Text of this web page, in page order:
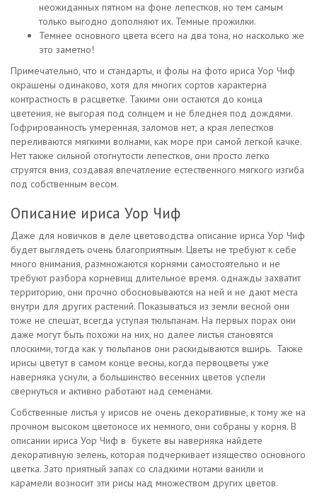
неожиданных пятном на фоне лепестков, но тем самым
только выгодно дополняют их. Темные прожилки.
Темнее основного цвета всего на два тона, но насколько же
это заметно!
Примечательно, что и стандарты, и фолы на фото ириса Уор Чиф
окрашены одинаково, хотя для многих сортов характерна
контрастность в расцветке. Такими они остаются до конца
цветения, не выгорая под солнцем и не бледнея под дождями.
Гофрированность умеренная, заломов нет, а края лепестков
переливаются мягкими волнами, как море при самой легкой качке.
Нет также сильной отогнутости лепестков, они просто легко
струятся вниз, создавая впечатление естественного мягкого изгиба
под собственным весом.
Описание ириса Уор Чиф
Даже для новичков в деле цветоводства описание ириса Уор Чиф
будет выглядеть очень благоприятным. Цветы не требуют к себе
много внимания, размножаются корнями самостоятельно и не
требуют разбора корневищ длительное время. однажды захватит
территорию, они прочно обосновываются на ней и не дают места
внутри для других растений. Показываться из земли весной они
тоже не спешат, всегда уступая тюльпанам. На первых порах они
даже могут быть похожи на них, но далее листья становятся
плоскими, тогда как у тюльпанов они раскидываются вширь. Также
ирисы цветут в самом конце весны, когда первоцветы уже
наверняка уснули, а большинство весенних цветов успели
свернуться и активно работают над семенами.
Собственные листья у ирисов не очень декоративные, к тому же на
прочном высоком цветоносе их немного, они собраны у корня. В
описании ириса Уор Чиф в букете вы наверняка найдете
декоративную зелень, которая подчеркивает изящество основного
цветка. Зато приятный запах со сладкими нотами ванили и
карамели возносит эти рисы над множеством других цветов.